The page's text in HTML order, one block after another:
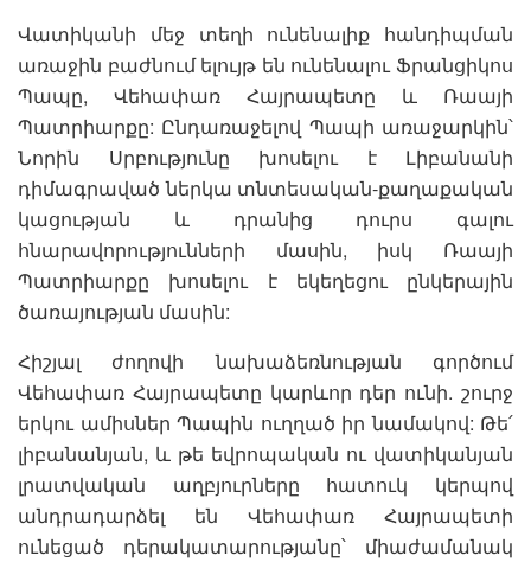
Վատիկանի մեջ տեղի ունենալիք հանդիպման
առաջին բաժնում ելույթ են ունենալու Ֆրանցիկոս
Պապը, Վեհափառ Հայրապետը և Ռաայի
Պատրիարքը: Ընդառաջելով Պապի առաջարկին՝
Նորին Սրբությունը խոսելու է Լիբանանի
դիմագրաված ներկա տնտեսական-քաղաքական
կացության և դրանից դուրս գալու
հնարավորությունների մասին, իսկ Ռաայի
Պատրիարքը խոսելու է եկեղեցու ընկերային
ծառայության մասին:
Հիշյալ ժողովի նախաձեռնության գործում
Վեհափառ Հայրապետը կարևոր դեր ունի. շուրջ
երկու ամիսներ Պապին ուղղած իր նամակով: Թե՛
լիբանանյան, և թե եվրոպական ու վատիկանյան
լրատվական աղբյուրները հատուկ կերպով
անդրադարձել են Վեհափառ Հայրապետի
ունեցած դերակատարությանը՝ միաժամանակ